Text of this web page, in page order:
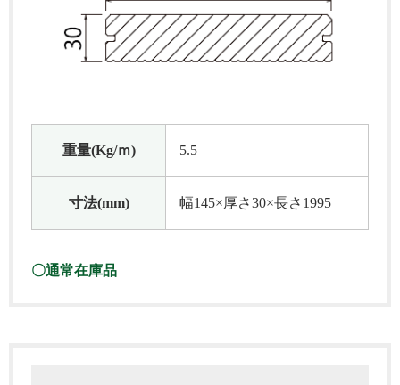
重量(Kg/ｍ) 5.5
寸法(mm) 幅145×厚さ30×長さ1995
〇通常在庫品